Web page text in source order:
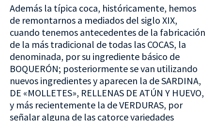
Además la típica coca, históricamente, hemos
de remontarnos a mediados del siglo XIX,
cuando tenemos antecedentes de la fabricación
de la más tradicional de todas las COCAS, la
denominada, por su ingrediente básico de
BOQUERÓN; posteriormente se van utilizando
nuevos ingredientes y aparecen la de SARDINA,
DE «MOLLETES», RELLENAS DE ATÚN Y HUEVO,
y más recientemente la de VERDURAS, por
señalar alguna de las catorce variedades